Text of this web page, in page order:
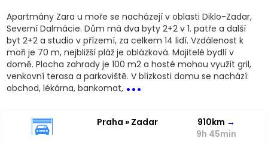
Apartmány Zara u moře se nacházejí v oblasti Diklo-Zadar,
Severní Dalmácie. Dům má dva byty 2+2 v 1. patře a další
byt 2+2 a studio v přízemí, za celkem 14 lidí. Vzdálenost k
moři je 70 m, nejbližší pláž je oblázková. Majitelé bydlí v
domě. Plocha zahrady je 100 m2 a hosté mohou využít gril,
venkovní terasa a parkoviště. V blízkosti domu se nachází:
obchod, lékárna, bankomat, ...
Praha » Zadar 910km →
9h 45min